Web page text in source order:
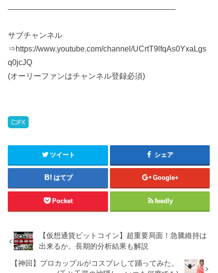
—————————————————————–
サブチャンネル
⇒https://www.youtube.com/channel/UCrtT9lfqAs0YxaLgs
q0jcJQ
(オーリーファンはチャンネル登録必須)
FX
ツイート シェア
はてブ Google+
Pocket feedly
【仮想通貨ビットコイン】超重要局面！急騰維持は
出来るか。長期的分析結果も解説
【神回】プロカップルがコスプレして踊ってみた。